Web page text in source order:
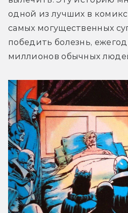
одной из лучших в
самых могущественных
победить болезнь,
миллионов обычных